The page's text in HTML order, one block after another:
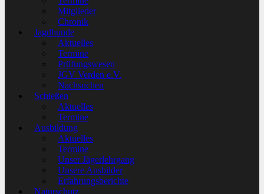
Mitglieder
Chronik
Jagdhunde
Aktuelles
Termine
Prüfungswesen
JGV Verden e.V.
Nachsuchen
Schießen
Aktuelles
Termine
Ausbildung
Aktuelles
Termine
Unser Jägerlehrgang
Unsere Ausbilder
Erfahrungsberichte
Naturschutz